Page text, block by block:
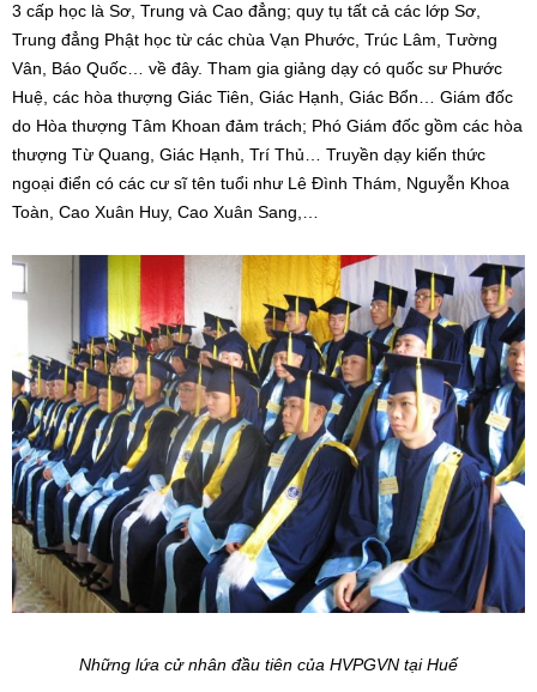
3 cấp học là Sơ, Trung và Cao đẳng; quy tụ tất cả các lớp Sơ,
Trung đẳng Phật học từ các chùa Vạn Phước, Trúc Lâm, Tường
Vân, Báo Quốc… về đây. Tham gia giảng dạy có quốc sư Phước
Huệ, các hòa thượng Giác Tiên, Giác Hạnh, Giác Bổn… Giám đốc
do Hòa thượng Tâm Khoan đảm trách; Phó Giám đốc gồm các hòa
thượng Từ Quang, Giác Hạnh, Trí Thủ… Truyền dạy kiến thức
ngoại điển có các cư sĩ tên tuổi như Lê Đình Thám, Nguyễn Khoa
Toàn, Cao Xuân Huy, Cao Xuân Sang,…
Những lứa cử nhân đầu tiên của HVPGVN tại Huế